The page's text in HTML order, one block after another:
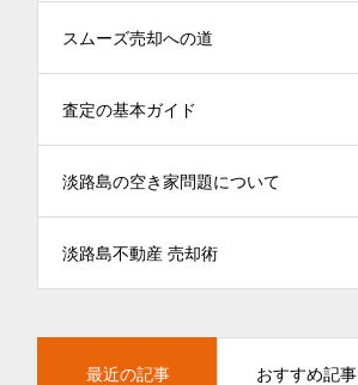
スムーズ売却への道
査定の基本ガイド
淡路島の空き家問題について
淡路島不動産 売却術
最近の記事 おすすめ記事